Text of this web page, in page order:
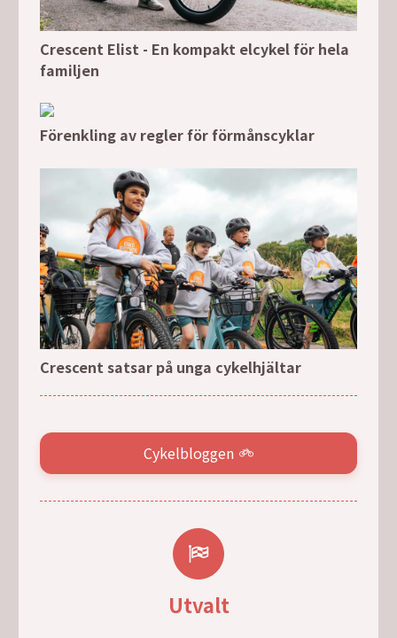
Crescent Elist - En kompakt elcykel för hela
familjen
Förenkling av regler för förmånscyklar
Crescent satsar på unga cykelhjältar
Cykelbloggen
Utvalt